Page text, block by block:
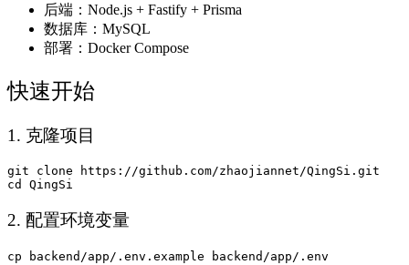
后端：Node.js + Fastify + Prisma
数据库：MySQL
部署：Docker Compose
快速开始
1. 克隆项目
git clone https://github.com/zhaojiannet/QingSi.git
2. 配置环境变量